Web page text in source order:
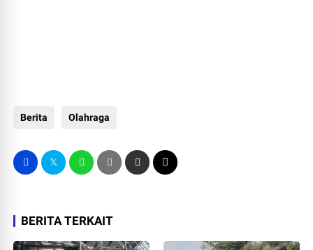
Berita Olahraga
BERITA TERKAIT